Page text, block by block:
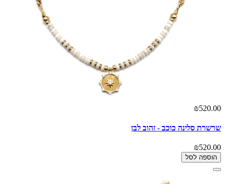
₪520.00
שרשרת סלינה כוכב - זהוב לבן
₪520.00
הוספה לסל